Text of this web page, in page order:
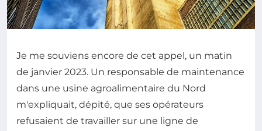
Je me souviens encore de cet appel, un matin
de janvier 2023. Un responsable de maintenance
dans une usine agroalimentaire du Nord
m'expliquait, dépité, que ses opérateurs
refusaient de travailler sur une ligne de